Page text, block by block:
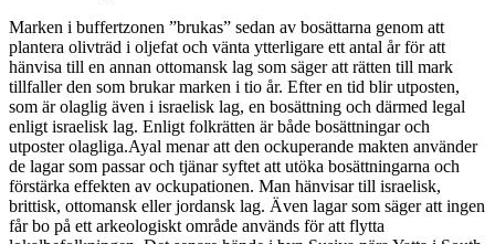
Marken i buffertzonen ”brukas” sedan av bosättarna genom att
plantera olivträd i oljefat och vänta ytterligare ett antal år för att
hänvisa till en annan ottomansk lag som säger att rätten till mark
tillfaller den som brukar marken i tio år. Efter en tid blir utposten,
som är olaglig även i israelisk lag, en bosättning och därmed legal
enligt israelisk lag. Enligt folkrätten är både bosättningar och
utposter olagliga.Ayal menar att den ockuperande makten använder
de lagar som passar och tjänar syftet att utöka bosättningarna och
förstärka effekten av ockupationen. Man hänvisar till israelisk,
brittisk, ottomansk eller jordansk lag. Även lagar som säger att ingen
får bo på ett arkeologiskt område används för att flytta